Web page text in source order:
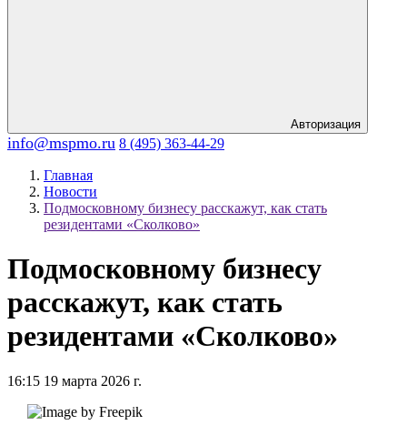
Авторизация
info@mspmo.ru 8 (495) 363-44-29
Главная
Новости
Подмосковному бизнесу расскажут, как стать
резидентами «Сколково»
Подмосковному бизнесу
расскажут, как стать
резидентами «Сколково»
16:15 19 марта 2026 г.